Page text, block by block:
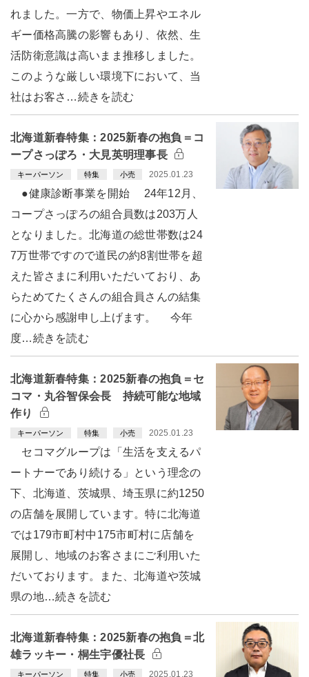
れました。一方で、物価上昇やエネル
ギー価格高騰の影響もあり、依然、生
活防衛意識は高いまま推移しました。
このような厳しい環境下において、当
社はお客さ…続きを読む
北海道新春特集：2025新春の抱負＝コ
ープさっぽろ・大見英明理事長
キーパーソン 特集 小売 2025.01.23
●健康診断事業を開始 24年12月、
コープさっぽろの組合員数は203万人
となりました。北海道の総世帯数は24
7万世帯ですので道民の約8割世帯を超
えた皆さまに利用いただいており、あ
らためてたくさんの組合員さんの結集
に心から感謝申し上げます。 今年
度…続きを読む
北海道新春特集：2025新春の抱負＝セ
コマ・丸谷智保会長 持続可能な地域
作り
キーパーソン 特集 小売 2025.01.23
セコマグループは「生活を支えるパ
ートナーであり続ける」という理念の
下、北海道、茨城県、埼玉県に約1250
の店舗を展開しています。特に北海道
では179市町村中175市町村に店舗を
展開し、地域のお客さまにご利用いた
だいております。また、北海道や茨城
県の地…続きを読む
北海道新春特集：2025新春の抱負＝北
雄ラッキー・桐生宇優社長
キーパーソン 特集 小売 2025.01.23